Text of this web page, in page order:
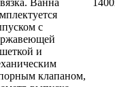
Ванна
с
и
клапаном,